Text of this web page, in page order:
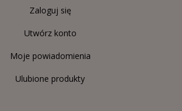
Zaloguj się
Utwórz konto
Moje powiadomienia
Ulubione produkty